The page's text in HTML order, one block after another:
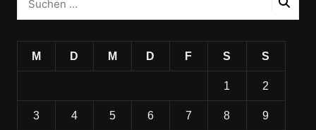
M D M D F S S
1 2
3 4 5 6 7 8 9